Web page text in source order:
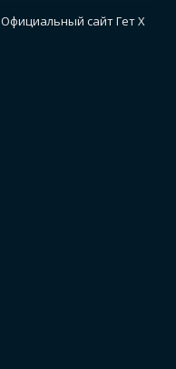
Официальный сайт Гет Х